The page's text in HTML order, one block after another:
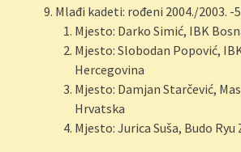
Mlađi kadeti: rođeni 2004./2003. -
Mjesto: Darko Simić, IBK
Mjesto: Slobodan Popović,
Hercegovina
Mjesto: Damjan Starčević,
Hrvatska
Mjesto: Jurica Suša, Budo